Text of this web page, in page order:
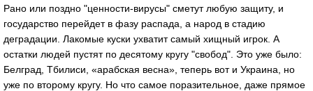
Рано или поздно "ценности-вирусы" сметут любую защиту, и
государство перейдет в фазу распада, а народ в стадию
деградации. Лакомые куски ухватит самый хищный игрок. А
остатки людей пустят по десятому кругу "свобод". Это уже было:
Белград, Тбилиси, «арабская весна», теперь вот и Украина, но
уже по второму кругу. Но что самое поразительное, даже прямое